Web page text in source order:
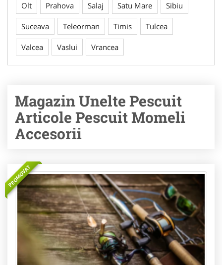
Olt Prahova Salaj Satu Mare Sibiu
Suceava Teleorman Timis Tulcea
Valcea Vaslui Vrancea
Magazin Unelte Pescuit
Articole Pescuit Momeli
Accesorii
PROMOVAT